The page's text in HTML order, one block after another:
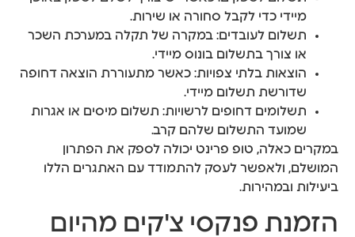
מיידי כדי לקבל סחורה או שירות.
תשלום לעובדים: במקרה של תקלה במערכת השכר
או צורך בתשלום בונוס מיידי.
הוצאות בלתי צפויות: כאשר מתעוררת הוצאה דחופה
שדורשת תשלום מיידי.
תשלומים דחופים לרשויות: תשלום מיסים או אגרות
שמועד התשלום שלהם קרב.
במקרים כאלה, טופ פרינט יכולה לספק את הפתרון
המושלם, ולאפשר לעסק להתמודד עם האתגרים הללו
ביעילות ובמהירות.
הזמנת פנקסי צ'קים מהיום